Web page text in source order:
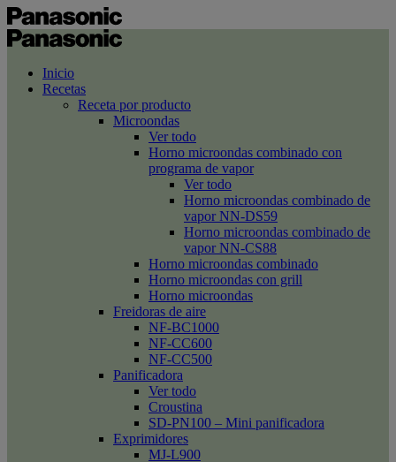
Inicio
Recetas
Receta por producto
Microondas
Ver todo
Horno microondas combinado con
programa de vapor
Ver todo
Horno microondas combinado de
vapor NN-DS59
Horno microondas combinado de
vapor NN-CS88
Horno microondas combinado
Horno microondas con grill
Horno microondas
Freidoras de aire
NF-BC1000
NF-CC600
NF-CC500
Panificadora
Ver todo
Croustina
SD-PN100 – Mini panificadora
Exprimidores
MJ-L900